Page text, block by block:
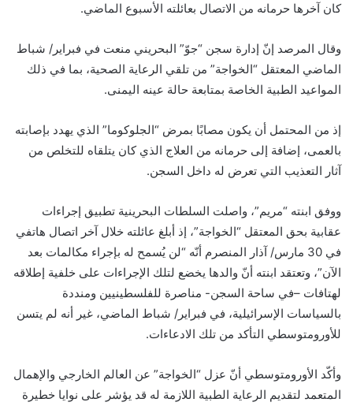
كان آخرها حرمانه من الاتصال بعائلته الأسبوع الماضي.
وقال المرصد إنّ إدارة سجن “جوّ” البحريني منعت في فبراير/ شباط
الماضي المعتقل “الخواجة” من تلقي الرعاية الصحية، بما في ذلك
المواعيد الطبية الخاصة بمتابعة حالة عينه اليمنى.
إذ من المحتمل أن يكون مصابًا بمرض “الجلوكوما” الذي يهدد بإصابته
بالعمى، إضافة إلى حرمانه من العلاج الذي كان يتلقاه للتخلص من
آثار التعذيب التي تعرض له داخل السجن.
ووفق ابنته “مريم”، واصلت السلطات البحرينية تطبيق إجراءات
عقابية بحق المعتقل “الخواجة”، إذ أبلغ عائلته خلال آخر اتصال هاتفي
في 30 مارس/ آذار المنصرم أنّه “لن يُسمح له بإجراء مكالمات بعد
الآن”، وتعتقد ابنته أنّ والدها يخضع لتلك الإجراءات على خلفية إطلاقه
لهتافات –في ساحة السجن- مناصرة للفلسطينيين ومنددة
بالسياسات الإسرائيلية، في فبراير/ شباط الماضي، غير أنه لم يتسن
للأورومتوسطي التأكد من تلك الادعاءات.
وأكّد الأورومتوسطي أنّ عزل “الخواجة” عن العالم الخارجي والإهمال
المتعمد لتقديم الرعاية الطبية اللازمة له قد يؤشر على نوايا خطيرة